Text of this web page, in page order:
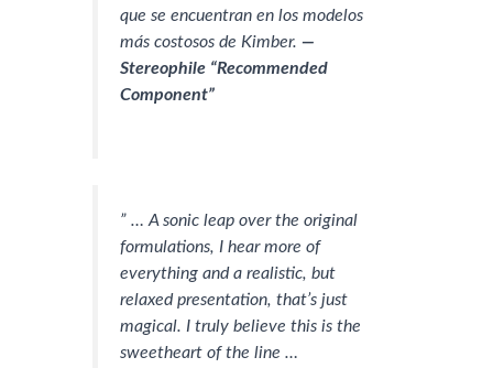
que se encuentran en los modelos
más costosos de Kimber.—
Stereophile “Recommended
Component”
” … A sonic leap over the original
formulations, I hear more of
everything and a realistic, but
relaxed presentation, that’s just
magical. I truly believe this is the
sweetheart of the line …